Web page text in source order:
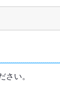
さい。